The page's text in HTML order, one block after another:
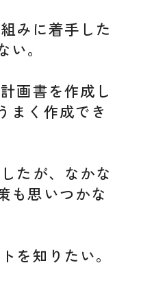
みに着手した
。
画書を作成し
まく作成でき
たが、なかな
も思いつかな
を知りたい。